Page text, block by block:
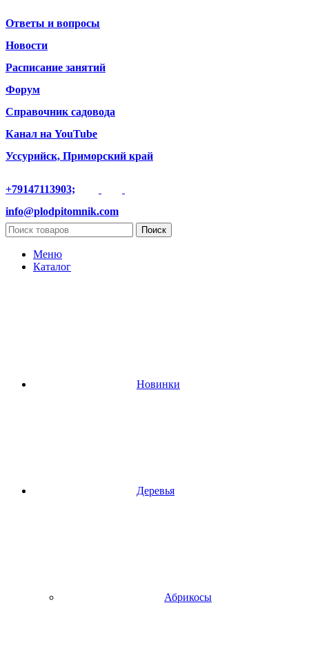
Ответы и вопросы
Новости
Расписание занятий
Форум
Справочник садовода
Канал на YouTube
Уссурийск, Приморский край
+79147113903;
info@plodpitomnik.com
Поиск
Меню
Каталог
Новинки
Деревья
Абрикосы